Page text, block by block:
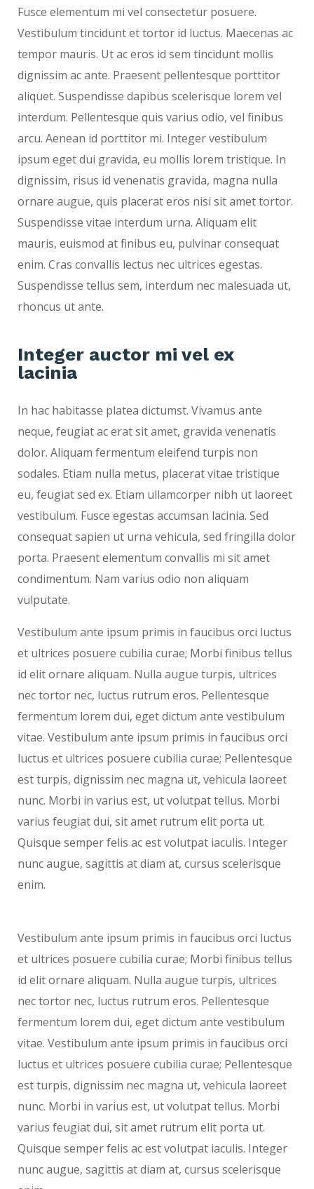
Fusce elementum mi vel consectetur posuere.
Vestibulum tincidunt et tortor id luctus. Maecenas ac
tempor mauris. Ut ac eros id sem tincidunt mollis
dignissim ac ante. Praesent pellentesque porttitor
aliquet. Suspendisse dapibus scelerisque lorem vel
interdum. Pellentesque quis varius odio, vel finibus
arcu. Aenean id porttitor mi. Integer vestibulum
ipsum eget dui gravida, eu mollis lorem tristique. In
dignissim, risus id venenatis gravida, magna nulla
ornare augue, quis placerat eros nisi sit amet tortor.
Suspendisse vitae interdum urna. Aliquam elit
mauris, euismod at finibus eu, pulvinar consequat
enim. Cras convallis lectus nec ultrices egestas.
Suspendisse tellus sem, interdum nec malesuada ut,
rhoncus ut ante.
Integer auctor mi vel ex
lacinia
In hac habitasse platea dictumst. Vivamus ante
neque, feugiat ac erat sit amet, gravida venenatis
dolor. Aliquam fermentum eleifend turpis non
sodales. Etiam nulla metus, placerat vitae tristique
eu, feugiat sed ex. Etiam ullamcorper nibh ut laoreet
vestibulum. Fusce egestas accumsan lacinia. Sed
consequat sapien ut urna vehicula, sed fringilla dolor
porta. Praesent elementum convallis mi sit amet
condimentum. Nam varius odio non aliquam
vulputate.
Vestibulum ante ipsum primis in faucibus orci luctus
et ultrices posuere cubilia curae; Morbi finibus tellus
id elit ornare aliquam. Nulla augue turpis, ultrices
nec tortor nec, luctus rutrum eros. Pellentesque
fermentum lorem dui, eget dictum ante vestibulum
vitae. Vestibulum ante ipsum primis in faucibus orci
luctus et ultrices posuere cubilia curae; Pellentesque
est turpis, dignissim nec magna ut, vehicula laoreet
nunc. Morbi in varius est, ut volutpat tellus. Morbi
varius feugiat dui, sit amet rutrum elit porta ut.
Quisque semper felis ac est volutpat iaculis. Integer
nunc augue, sagittis at diam at, cursus scelerisque
enim.
Vestibulum ante ipsum primis in faucibus orci luctus
et ultrices posuere cubilia curae; Morbi finibus tellus
id elit ornare aliquam. Nulla augue turpis, ultrices
nec tortor nec, luctus rutrum eros. Pellentesque
fermentum lorem dui, eget dictum ante vestibulum
vitae. Vestibulum ante ipsum primis in faucibus orci
luctus et ultrices posuere cubilia curae; Pellentesque
est turpis, dignissim nec magna ut, vehicula laoreet
nunc. Morbi in varius est, ut volutpat tellus. Morbi
varius feugiat dui, sit amet rutrum elit porta ut.
Quisque semper felis ac est volutpat iaculis. Integer
nunc augue, sagittis at diam at, cursus scelerisque